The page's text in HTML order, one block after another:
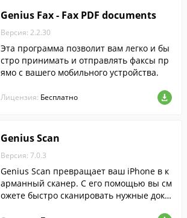
Genius Fax - Fax PDF documents
Версия: 2.2.30
Эта программа позволит вам легко и бы
стро принимать и отправлять факсы пр
ямо с вашего мобильного устройства.
Лицензия: Бесплатно
Genius Scan
Версия: 7.0.3
Genius Scan превращает ваш iPhone в к
арманный сканер. С его помощью вы см
ожете быстро сканировать нужные доку